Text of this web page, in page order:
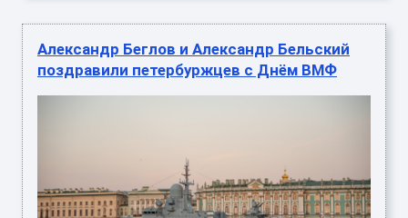
Александр Беглов и Александр Бельский
поздравили петербуржцев с Днём ВМФ